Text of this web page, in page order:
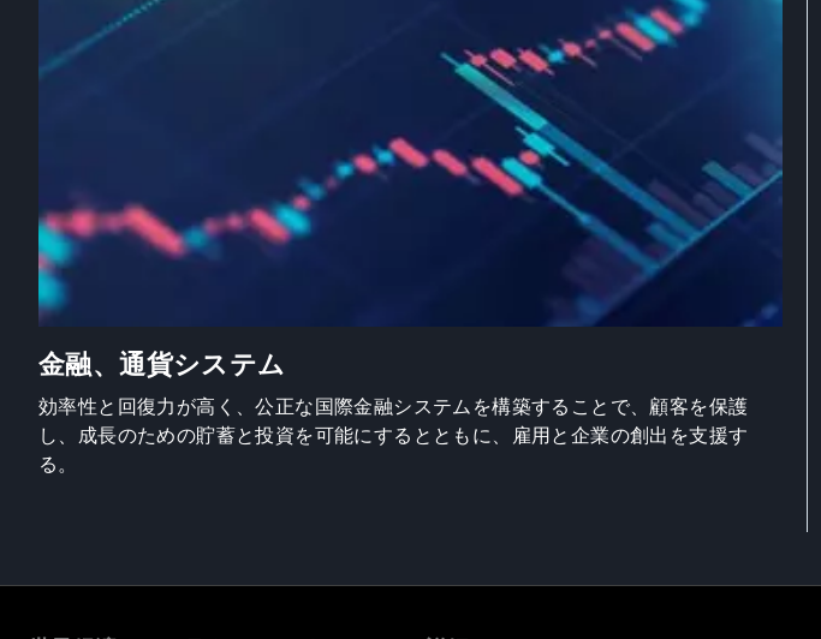
金融、通貨システム
効率性と回復力が高く、公正な国際金融システムを構築することで、顧客を保護
し、成長のための貯蓄と投資を可能にするとともに、雇用と企業の創出を支援す
る。